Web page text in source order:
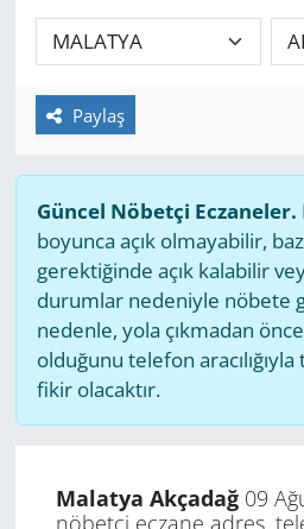
Paylaş
Güncel Nöbetçi Eczaneler.
boyunca açık olmayabilir,
gerektiğinde açık kalabilir
durumlar nedeniyle nöbete
nedenle, yola çıkmadan
olduğunu telefon
fikir olacaktır.
Malatya Akçadağ09
nöbetçi eczane adres,
GÜNDEM
HABERDE İNSAN
MAGAZİN
POLİTİKA
RESMİ İLANLAR
SAĞLIK